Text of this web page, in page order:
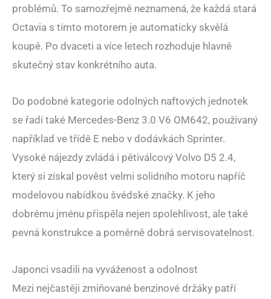
problémů. To samozřejmě neznamená, že každá stará
Octavia s tímto motorem je automaticky skvělá
koupě. Po dvaceti a více letech rozhoduje hlavně
skutečný stav konkrétního auta.
Do podobné kategorie odolných naftových jednotek
se řadí také Mercedes-Benz 3.0 V6 OM642, používaný
například ve třídě E nebo v dodávkách Sprinter.
Vysoké nájezdy zvládá i pětiválcový Volvo D5 2.4,
který si získal pověst velmi solidního motoru napříč
modelovou nabídkou švédské značky. K jeho
dobrému jménu přispěla nejen spolehlivost, ale také
pevná konstrukce a poměrně dobrá servisovatelnost.
Japonci vsadili na vyváženost a odolnost
Mezi nejčastěji zmiňované benzinové držáky patří